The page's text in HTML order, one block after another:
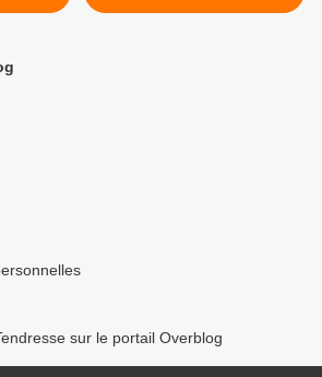
sur le portail Overblog